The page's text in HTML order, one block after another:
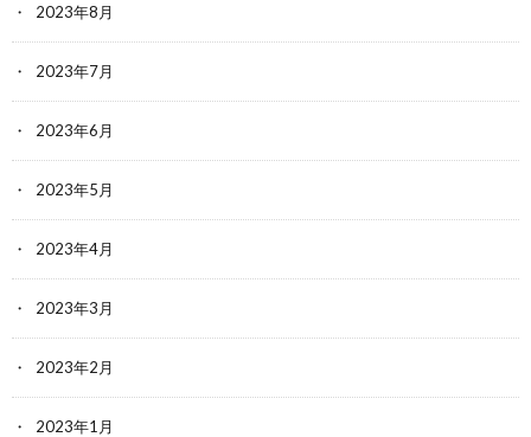
2023年8月
2023年7月
2023年6月
2023年5月
2023年4月
2023年3月
2023年2月
2023年1月